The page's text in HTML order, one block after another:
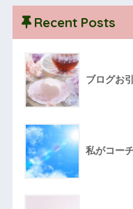
Recent Posts
ブログお
私がコー